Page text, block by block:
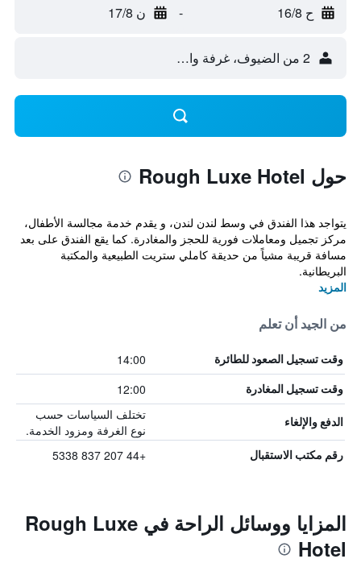
ح 16/8 - ن 17/8
2 من الضيوف، غرفة واحدة
حول Rough Luxe Hotel
يتواجد هذا الفندق في وسط لندن لندن، و يقدم خدمة مجالسة الأطفال،
مركز تجميل ومعاملات فورية للحجز والمغادرة. كما يقع الفندق على بعد
مسافة قريبة مشياً من حديقة كاملي ستريت الطبيعية والمكتبة
البريطانية.
المزيد
من الجيد أن تعلم
وقت تسجيل الصعود للطائرة 14:00
وقت تسجيل المغادرة 12:00
الدفع والإلغاء
تختلف السياسات حسب
نوع الغرفة ومزود الخدمة.
رقم مكتب الاستقبال +44 207 837 5338
المزايا ووسائل الراحة في Rough Luxe
Hotel